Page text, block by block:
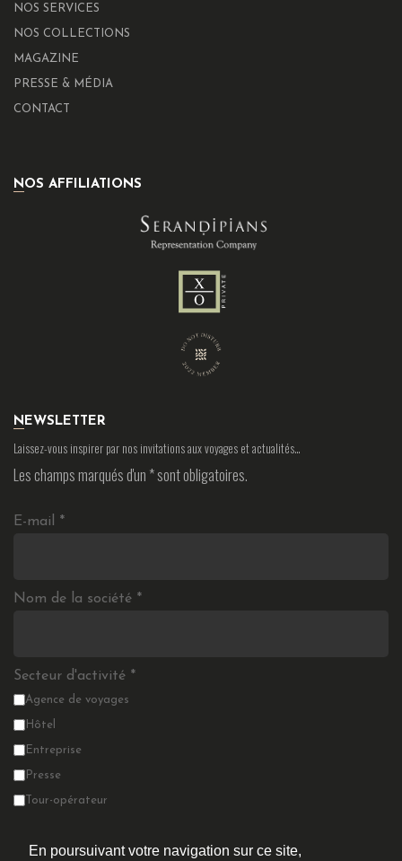
En poursuivant votre navigation sur ce site,
NOS SERVICES
NOS COLLECTIONS
MAGAZINE
PRESSE & MÉDIA
CONTACT
NOS AFFILIATIONS
NEWSLETTER
Laissez-vous inspirer par nos invitations aux voyages et actualités…
Les champs marqués d'un *sont obligatoires.
E-mail *
Nom de la société *
Secteur d'activité *
Agence de voyages
Hôtel
Entreprise
Presse
Tour-opérateur
Autre